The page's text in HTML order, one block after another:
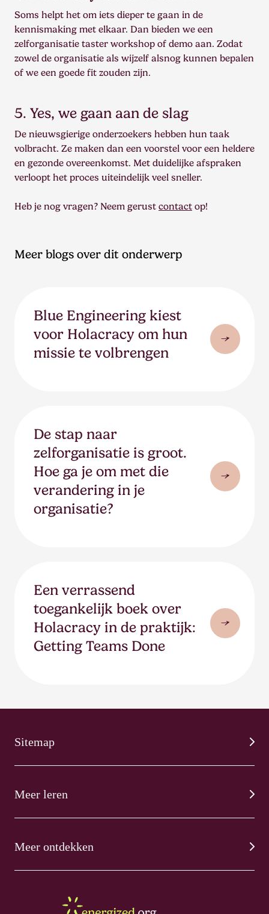
Soms helpt het om iets dieper te gaan in de
kennismaking met elkaar. Dan bieden we een
zelforganisatie taster workshop of demo aan. Zodat
zowel de organisatie als wijzelf alsnog kunnen bepalen
of we een goede fit zouden zijn.
5. Yes, we gaan aan de slag
De nieuwsgierige onderzoekers hebben hun taak
volbracht. Ze maken dan een voorstel voor een heldere
en gezonde overeenkomst. Met duidelijke afspraken
verloopt het proces uiteindelijk veel sneller.
Heb je nog vragen? Neem gerust contact op!
Meer blogs over dit onderwerp
Blue Engineering kiest
voor Holacracy om hun
missie te volbrengen
De stap naar
zelforganisatie is groot.
Hoe ga je om met die
verandering in je
organisatie?
Een verrassend
toegankelijk boek over
Holacracy in de praktijk:
Getting Teams Done
Sitemap
Meer leren
Meer ontdekken